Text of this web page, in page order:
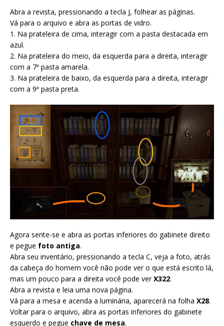
Abra a revista, pressionando a tecla J, folhear as páginas.
Vá para o arquivo e abra as portas de vidro.
1. Na prateleira de cima, interagir com a pasta destacada em
azul.
2. Na prateleira do meio, da esquerda para a direita, interagir
com a 7ª pasta amarela.
3. Na prateleira de baixo, da esquerda para a direita, interagir
com a 9ª pasta preta.
Agora sente-se e abra as portas inferiores do gabinete direito
e pegue foto antiga.
Abra seu inventário, pressionando a tecla C, veja a foto, atrás
da cabeça do homem você não pode ver o que está escrito lá,
mas um pouco para a direita você pode verX322.
Abra a revista e leia uma nova página.
Vá para a mesa e acenda a luminária, aparecerá na folha X28.
Voltar para o arquivo, abra as portas inferiores do gabinete
esquerdo e pegue chave de mesa.